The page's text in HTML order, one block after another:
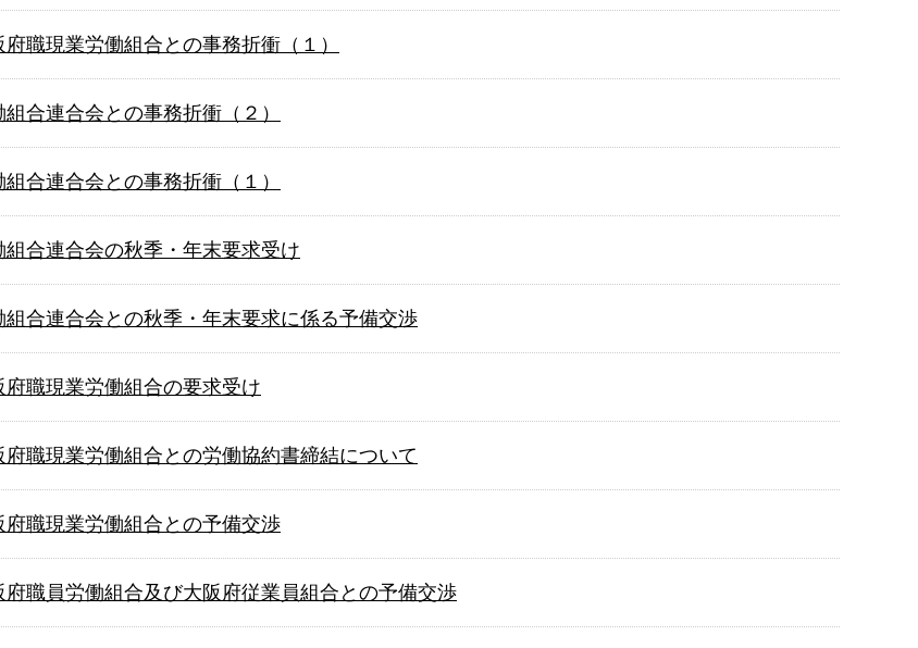
職現業労働組合との事務折衝（１）
合連合会との事務折衝（２）
合連合会との事務折衝（１）
合連合会の秋季・年末要求受け
合連合会との秋季・年末要求に係る予備交渉
府職現業労働組合の要求受け
職現業労働組合との労働協約書締結について
府職現業労働組合との予備交渉
職員労働組合及び大阪府従業員組合との予備交渉